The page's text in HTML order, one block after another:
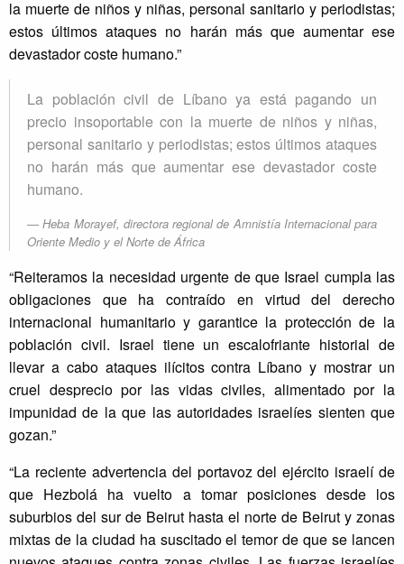
la muerte de niños y niñas, personal sanitario y periodistas;
estos últimos ataques no harán más que aumentar ese
devastador coste humano.”
La población civil de Líbano ya está pagando un
precio insoportable con la muerte de niños y niñas,
personal sanitario y periodistas; estos últimos ataques
no harán más que aumentar ese devastador coste
humano.
Heba Morayef, directora regional de Amnistía Internacional para
Oriente Medio y el Norte de África
“Reiteramos la necesidad urgente de que Israel cumpla las
obligaciones que ha contraído en virtud del derecho
internacional humanitario y garantice la protección de la
población civil. Israel tiene un escalofriante historial de
llevar a cabo ataques ilícitos contra Líbano y mostrar un
cruel desprecio por las vidas civiles, alimentado por la
impunidad de la que las autoridades israelíes sienten que
gozan.”
“La reciente advertencia del portavoz del ejército israelí de
que Hezbolá ha vuelto a tomar posiciones desde los
suburbios del sur de Beirut hasta el norte de Beirut y zonas
mixtas de la ciudad ha suscitado el temor de que se lancen